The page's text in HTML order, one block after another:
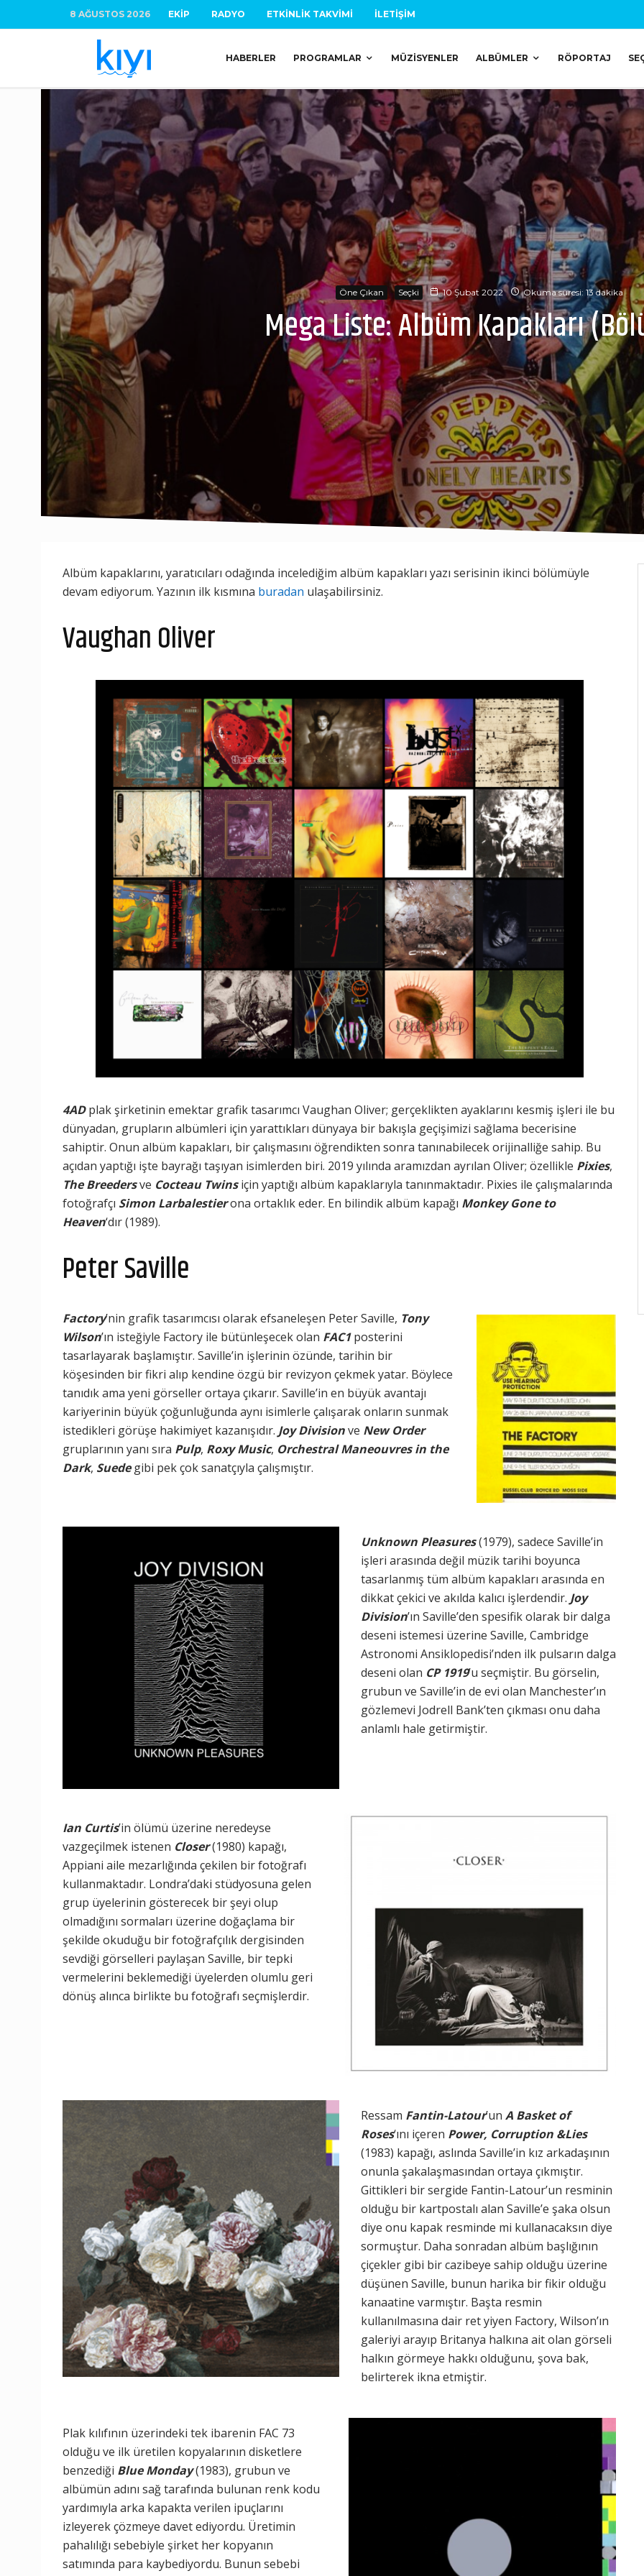
8 AĞUSTOS 2026 EKIP RADYO ETKINLIK TAKVIMI İLETIŞIM
HABERLER PROGRAMLAR MÜZISYENLER ALBÜMLER RÖPORTAJ
Öne Çıkan Seçki 10 Şubat 2022 Okuma süresi: 13 dakika
Mega Liste: Albüm Kapakları
Albüm kapaklarını, yaratıcıları odağında incelediğim albüm kapakları yazı serisinin ikinci bölümüyle
devam ediyorum. Yazının ilk kısmına buradan ulaşabilirsiniz.
Vaughan Oliver
4ADplak şirketinin emektar grafik tasarımcı Vaughan Oliver; gerçeklikten ayaklarını kesmiş işleri ile bu
dünyadan, grupların albümleri için yarattıkları dünyaya bir bakışla geçişimizi sağlama becerisine
sahiptir. Onun albüm kapakları, bir çalışmasını öğrendikten sonra tanınabilecek orijinalliğe sahip. Bu
açıdan yaptığı işte bayrağı taşıyan isimlerden biri. 2019 yılında aramızdan ayrılan Oliver; özellikle Pixies,
The Breedersve Cocteau Twinsiçin yaptığı albüm kapaklarıyla tanınmaktadır. Pixies ile çalışmalarında
fotoğrafçı Simon Larbalestierona ortaklık eder. En bilindik albüm kapağı Monkey Gone to
Heaven‘dır (1989).
Peter Saville
Factory’nin grafik tasarımcısı olarak efsaneleşen Peter Saville, Tony
Wilson’ın isteğiyle Factory ile bütünleşecek olan FAC1posterini
tasarlayarak başlamıştır. Saville’in işlerinin özünde, tarihin bir
köşesinden bir fikri alıp kendine özgü bir revizyon çekmek yatar. Böylece
tanıdık ama yeni görseller ortaya çıkarır. Saville’in en büyük avantajı
kariyerinin büyük çoğunluğunda aynı isimlerle çalışarak onların sunmak
istedikleri görüşe hakimiyet kazanışıdır. Joy Divisionve New Order
gruplarının yanı sıra Pulp, Roxy Music, Orchestral Maneouvres in the
Dark, Suedegibi pek çok sanatçıyla çalışmıştır.
Unknown Pleasures(1979), sadece Saville’in
işleri arasında değil müzik tarihi boyunca
tasarlanmış tüm albüm kapakları arasında en
dikkat çekici ve akılda kalıcı işlerdendir. Joy
Division’ın Saville’den spesifik olarak bir dalga
deseni istemesi üzerine Saville, Cambridge
Astronomi Ansiklopedisi’nden ilk pulsarın dalga
deseni olan CP 1919’u seçmiştir. Bu görselin,
grubun ve Saville’in de evi olan Manchester’ın
gözlemevi Jodrell Bank’ten çıkması onu daha
anlamlı hale getirmiştir.
Ian Curtis’in ölümü üzerine neredeyse
vazgeçilmek istenen Closer(1980) kapağı,
Appiani aile mezarlığında çekilen bir fotoğrafı
kullanmaktadır. Londra’daki stüdyosuna gelen
grup üyelerinin gösterecek bir şeyi olup
olmadığını sormaları üzerine doğaçlama bir
şekilde okuduğu bir fotoğrafçılık dergisinden
sevdiği görselleri paylaşan Saville, bir tepki
vermelerini beklemediği üyelerden olumlu geri
dönüş alınca birlikte bu fotoğrafı seçmişlerdir.
Ressam Fantin-Latour’un A Basket of
Roses‘ını içeren Power, Corruption &Lies
(1983) kapağı, aslında Saville’in kız arkadaşının
onunla şakalaşmasından ortaya çıkmıştır.
Gittikleri bir sergide Fantin-Latour’un resminin
olduğu bir kartpostalı alan Saville’e şaka olsun
diye onu kapak resminde mi kullanacaksın diye
sormuştur. Daha sonradan albüm başlığının
çiçekler gibi bir cazibeye sahip olduğu üzerine
düşünen Saville, bunun harika bir fikir olduğu
kanaatine varmıştır. Başta resmin
kullanılmasına dair ret yiyen Factory, Wilson’ın
galeriyi arayıp Britanya halkına ait olan görseli
halkın görmeye hakkı olduğunu, şova bak,
belirterek ikna etmiştir.
Plak kılıfının üzerindeki tek ibarenin FAC 73
olduğu ve ilk üretilen kopyalarının disketlere
benzediği Blue Monday(1983), grubun ve
albümün adını sağ tarafında bulunan renk kodu
yardımıyla arka kapakta verilen ipuçlarını
izleyerek çözmeye davet ediyordu. Üretimin
pahalılığı sebebiyle şirket her kopyanın
satımında para kaybediyordu. Bunun sebebi